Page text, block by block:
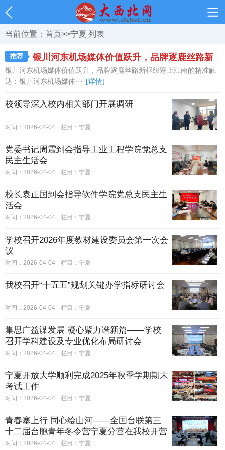
当前位置： 首页>>宁夏 列表
推荐
银川河东机场媒体价值跃升，品牌逐鹿丝路新
枢纽
银川河东机场媒体价值跃升，品牌逐鹿丝路新枢纽塞上江南的精准触
达：银川河东机场媒体···
[详情]
校领导深入校内相关部门开展调研
时间：2026-04-04 栏目： 宁夏
党委书记周震到会指导工业工程学院党总支
民主生活会
时间：2026-04-04 栏目： 宁夏
校长袁正国到会指导软件学院党总支民主生
活会
时间：2026-04-04 栏目： 宁夏
学校召开2026年度教材建设委员会第一次会
议
时间：2026-04-04 栏目： 宁夏
我校召开“十五五”规划关键办学指标研讨会
时间：2026-04-04 栏目： 宁夏
集思广益谋发展 凝心聚力谱新篇——学校
召开学科建设及专业优化布局研讨会
时间：2026-04-04 栏目： 宁夏
宁夏开放大学顺利完成2025年秋季学期期末
考试工作
时间：2026-04-04 栏目： 宁夏
青春塞上行 同心绘山河——全国台联第三
十二届台胞青年冬令营宁夏分营在我校开营
时间：2026-04-04 栏目： 宁夏